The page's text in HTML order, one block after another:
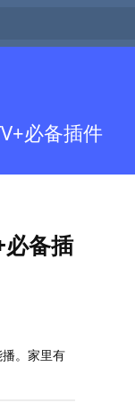
必备插件
备插
。家里有